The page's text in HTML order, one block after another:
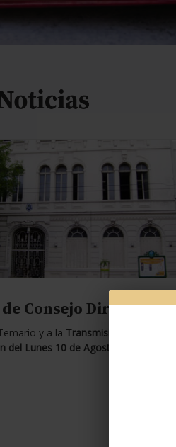
de Consejo Directivo.
y a la Transmisión en Vivo
del Lunes 10 de Agosto de 2026.